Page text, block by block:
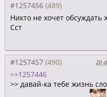
#1257456
Никто не хочет обсуждать
Сст
#1257457 20
>>1257446
>> давай-ка тебе жизнь